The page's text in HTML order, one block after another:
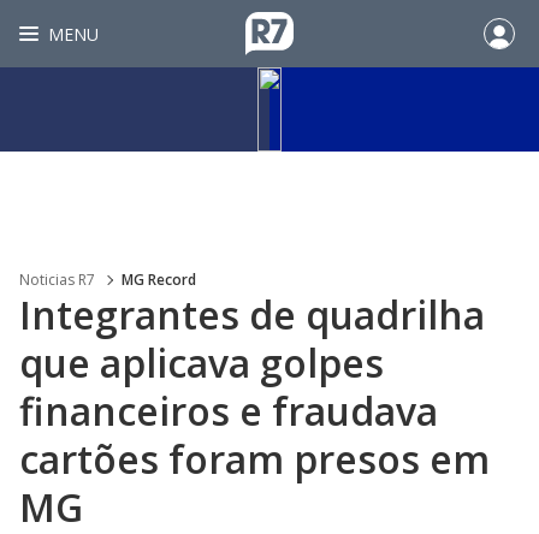
MENU
Noticias R7 MG Record
Integrantes de quadrilha
que aplicava golpes
financeiros e fraudava
cartões foram presos em
MG